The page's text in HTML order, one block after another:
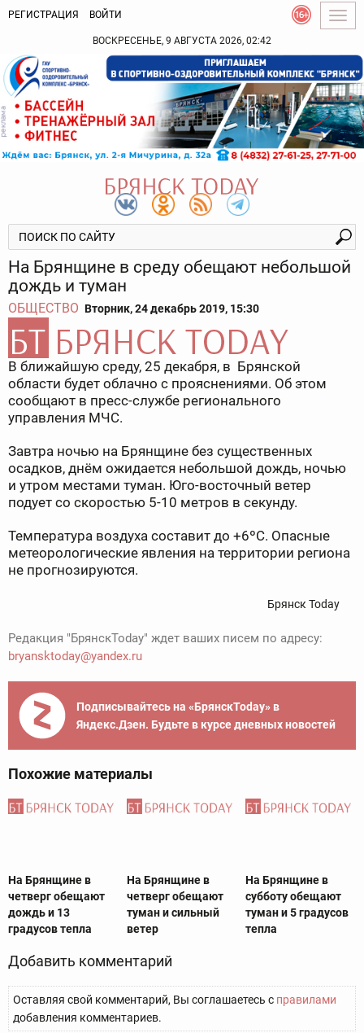
РЕГИСТРАЦИЯ ВОЙТИ
ВОСКРЕСЕНЬЕ, 9 АВГУСТА 2026, 02:42
На Брянщине в среду обещают небольшой
дождь и туман
ОБЩЕСТВО Вторник, 24 декабрь 2019, 15:30
В ближайшую среду, 25 декабря, в Брянской
области будет облачно с прояснениями. Об этом
сообщают в пресс-службе регионального
управления МЧС.
Завтра ночью на Брянщине без существенных
осадков, днём ожидается небольшой дождь, ночью
и утром местами туман. Юго-восточный ветер
подует со скоростью 5-10 метров в секунду.
Температура воздуха составит до +6ºC. Опасные
метеорологические явления на территории региона
не прогнозируются.
Брянск Today
Редакция "БрянскToday" ждет ваших писем по адресу:
bryansktoday@yandex.ru
Подписывайтесь на «БрянскToday» в
Яндекс.Дзен. Будьте в курсе дневных новостей
Похожие материалы
На Брянщине в
четверг обещают
дождь и 13
градусов тепла
На Брянщине в
четверг обещают
туман и сильный
ветер
На Брянщине в
субботу обещают
туман и 5 градусов
тепла
Добавить комментарий
Оставляя свой комментарий, Вы соглашаетесь с правилами
добавления комментариев.